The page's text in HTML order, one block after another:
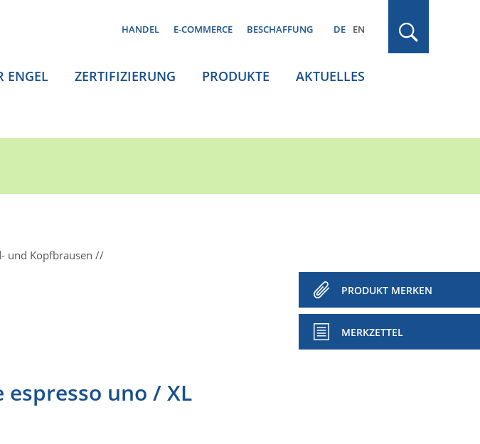
HANDEL E-COMMERCE BESCHAFFUNG DE EN
ENGEL ZERTIFIZIERUNG PRODUKTE AKTUELLES
und Kopfbrausen
PRODUKT MERKEN
MERKZETTEL
espresso uno / XL